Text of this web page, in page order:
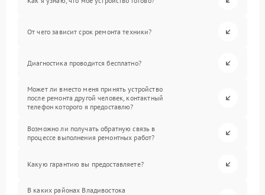
От чего зависит срок ремонта техники?
Диагностика проводится бесплатно?
Может ли вместо меня принять устройство
после ремонта другой человек, контактный
телефон которого я предоставлю?
Возможно ли получать обратную связь в
процессе выполнения ремонтных работ?
Какую гарантию вы предоставляете?
В каких районах Владивостока